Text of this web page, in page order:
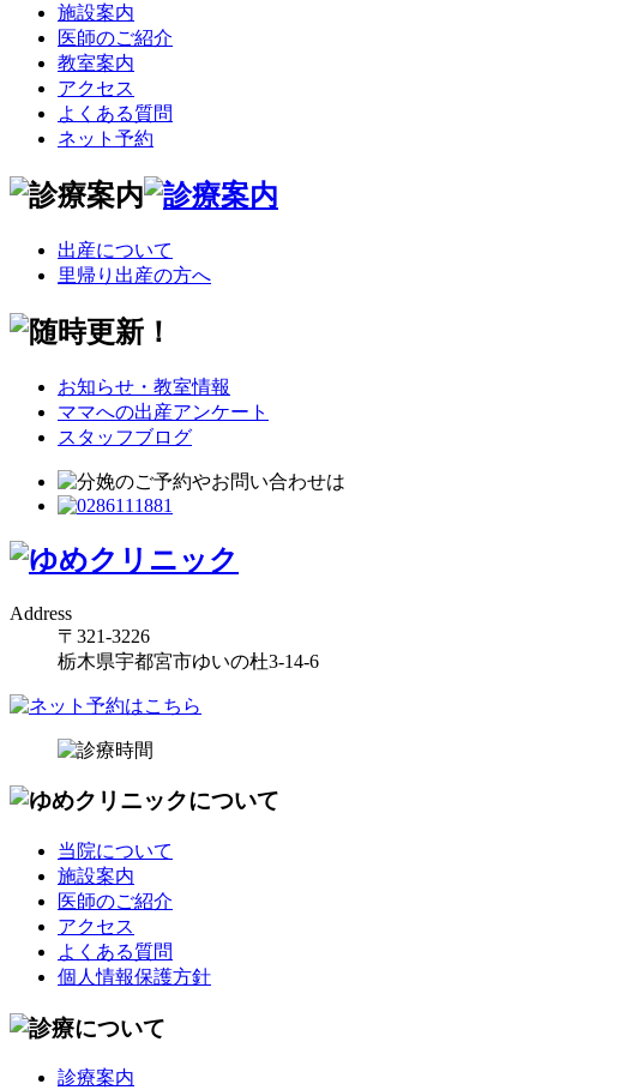
施設案内
医師のご紹介
教室案内
アクセス
よくある質問
ネット予約
出産について
里帰り出産の方へ
お知らせ・教室情報
ママへの出産アンケート
スタッフブログ
Address
〒321-3226
栃木県宇都宮市ゆいの杜3-14-6
当院について
施設案内
医師のご紹介
アクセス
よくある質問
個人情報保護方針
診療案内